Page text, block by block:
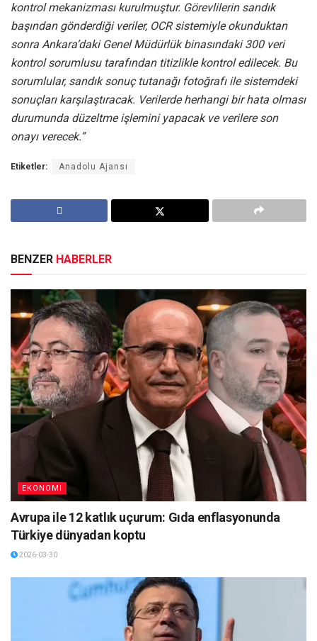
kontrol mekanizması kurulmuştur. Görevlilerin sandık
başından gönderdiği veriler, OCR sistemiyle okunduktan
sonra Ankara’daki Genel Müdürlük binasındaki 300 veri
kontrol sorumlusu tarafından titizlikle kontrol edilecek. Bu
sorumlular, sandık sonuç tutanağı fotoğrafı ile sistemdeki
sonuçları karşılaştıracak. Verilerde herhangi bir hata olması
durumunda düzeltme işlemini yapacak ve verilere son
onayı verecek.”
Etiketler: Anadolu Ajansı
BENZER HABERLER
EKONOMI
Avrupa ile 12 katlık uçurum: Gıda enflasyonunda
Türkiye dünyadan koptu
2026-03-30